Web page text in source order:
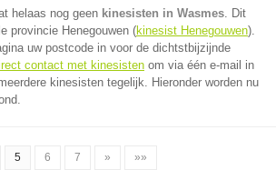
helaas nog geen kinesisten in Wasmes. Dit
provincie Henegouwen (kinesist Henegouwen).
uw postcode in voor de dichtstbijzijnde
contact met kinesisten om via één e-mail in
kinesisten tegelijk. Hieronder worden nu
5 6 7 » »»